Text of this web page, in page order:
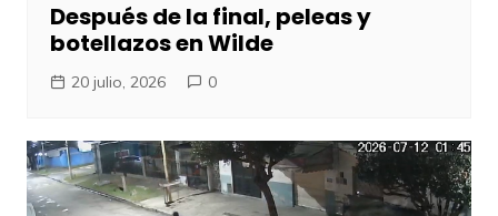
Después de la final, peleas y
botellazos en Wilde
20 julio, 2026 0